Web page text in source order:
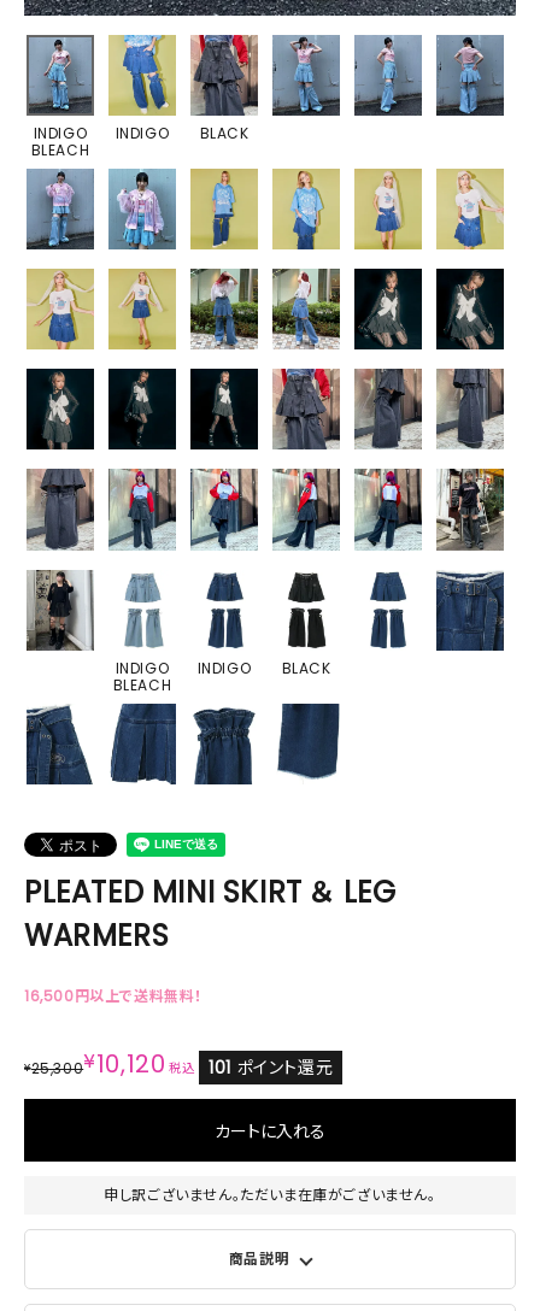
INDIGO
BLEACH
INDIGO BLACK
INDIGO
BLEACH
INDIGO BLACK
PLEATED MINI SKIRT ＆ LEG
WARMERS
16,500円以上で送料無料！
¥25,300¥10,120 税込 101 ポイント還元
カートに入れる
申し訳ございません。ただいま在庫がございません。
商品説明